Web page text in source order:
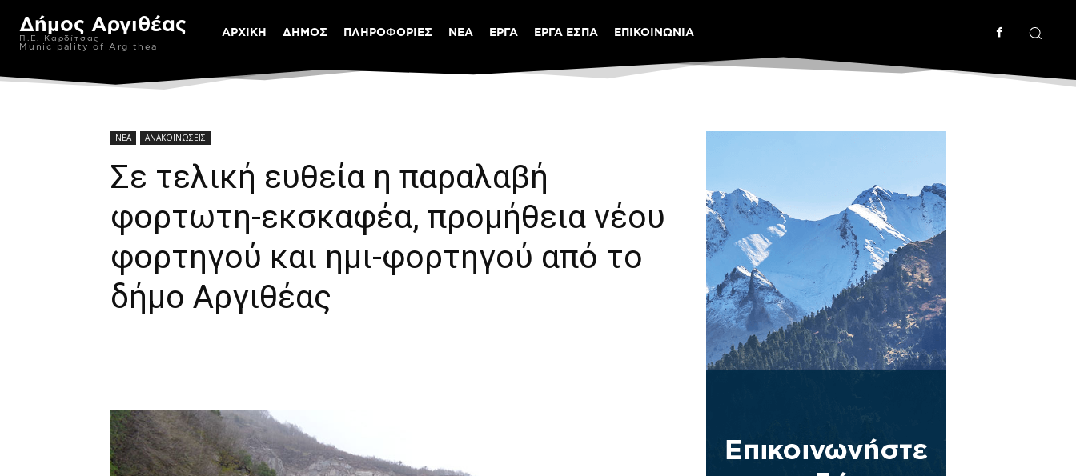
Δήμος Αργιθέας
Π.Ε. Καρδίτσας
Municipality of Argithea
ΑΡΧΙΚΗ ΔΗΜΟΣ ΠΛΗΡΟΦΟΡΙΕΣ ΝΕΑ ΕΡΓΑ ΕΡΓΑ ΕΣΠΑ ΕΠΙΚΟΙΝΩΝΙΑ
ΝΕΑ ΑΝΑΚΟΙΝΩΣΕΙΣ
Σε τελική ευθεία η παραλαβή
φορτωτη-εκσκαφέα, προμήθεια νέου
φορτηγού και ημι-φορτηγού από το
δήμο Αργιθέας